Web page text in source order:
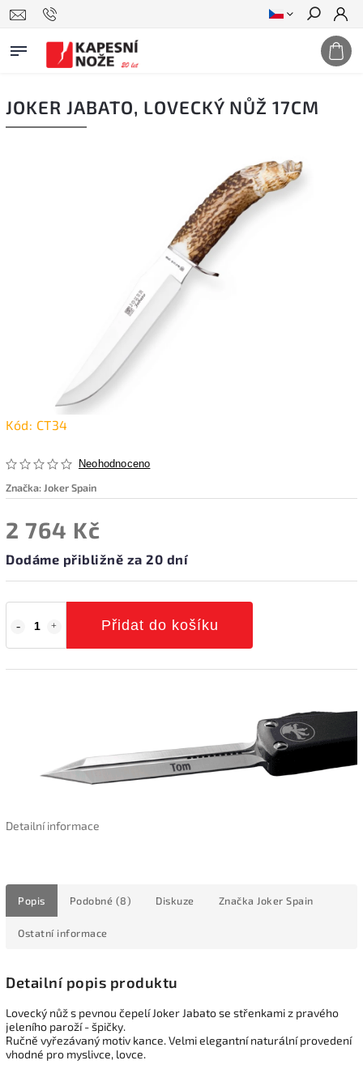
Hledat
JOKER JABATO, LOVECKÝ NŮŽ 17CM
Kód: CT34
Neohodnoceno
Značka: Joker Spain
2 764 Kč
Dodáme přibližně za 20 dní
Přidat do košíku
Detailní informace
Popis Podobné (8) Diskuze Značka Joker Spain
Ostatní informace
Detailní popis produktu
Lovecký nůž s pevnou čepelí Joker Jabato se střenkami z pravého
jeleního paroží - špičky.
Ručně vyřezávaný motiv kance. Velmi elegantní naturální provedení
vhodné pro myslivce, lovce.